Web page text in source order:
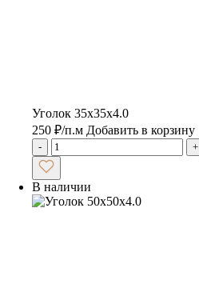
Уголок 35х35х4.0
250 ₽/п.м Добавить в корзину
- +
В наличии